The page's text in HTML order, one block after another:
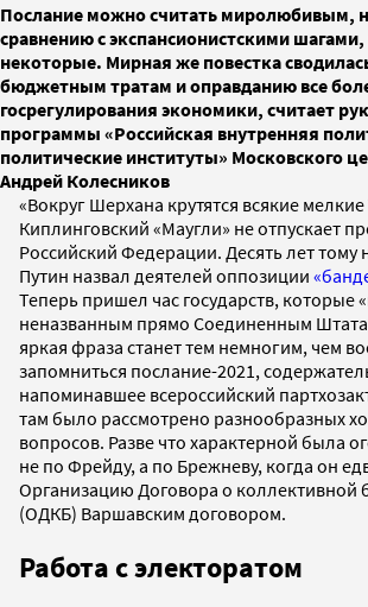
Послание можно считать миролюбивым,
сравнению с экспансионистскими
некоторые. Мирная же повестка
бюджетным тратам и оправданию все
госрегулирования экономики, считает
программы «Российская внутренняя
политические институты» Московского
Андрей Колесников
«Вокруг Шерхана крутятся всякие
Киплинговский «Маугли» не отпускает
Российский Федерации. Десять лет тому
Путин назвал деятелей оппозиции
Теперь пришел час государств, которые
неназванным прямо Соединенным
яркая фраза станет тем немногим, чем
запомниться послание-2021,
напоминавшее всероссийский
там было рассмотрено разнообразных
вопросов. Разве что характерной была
не по Фрейду, а по Брежневу, когда он
Организацию Договора о коллективной
(ОДКБ) Варшавским договором.
Работа с электоратом